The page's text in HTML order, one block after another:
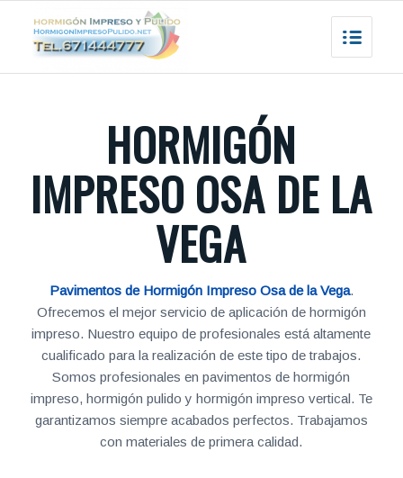
HORMIGÓN
IMPRESO OSA DE LA
VEGA
Pavimentos de Hormigón Impreso Osa de la Vega.
Ofrecemos el mejor servicio de aplicación de hormigón
impreso. Nuestro equipo de profesionales está altamente
cualificado para la realización de este tipo de trabajos.
Somos profesionales en pavimentos de hormigón
impreso, hormigón pulido y hormigón impreso vertical. Te
garantizamos siempre acabados perfectos. Trabajamos
con materiales de primera calidad.